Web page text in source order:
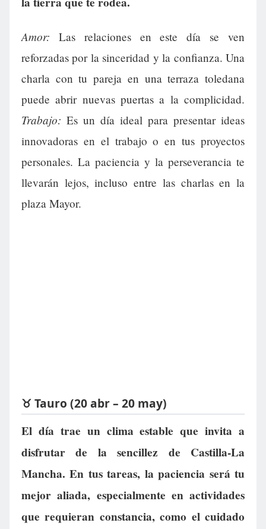
Amor: Las relaciones en este día se ven
reforzadas por la sinceridad y la confianza. Una
charla con tu pareja en una terraza toledana
puede abrir nuevas puertas a la complicidad.
Trabajo: Es un día ideal para presentar ideas
innovadoras en el trabajo o en tus proyectos
personales. La paciencia y la perseverancia te
llevarán lejos, incluso entre las charlas en la
plaza Mayor.
♉ Tauro (20 abr – 20 may)
El día trae un clima estable que invita a
disfrutar de la sencillez de Castilla-La
Mancha. En tus tareas, la paciencia será tu
mejor aliada, especialmente en actividades
que requieran constancia, como el cuidado